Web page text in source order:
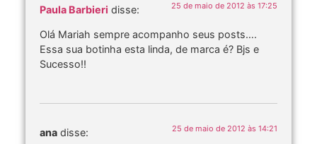
Paula Barbieri disse: 25 de maio de 2012 às 17:25
Olá Mariah sempre acompanho seus posts….
Essa sua botinha esta linda, de marca é? Bjs e
Sucesso!!
ana disse: 25 de maio de 2012 às 14:21